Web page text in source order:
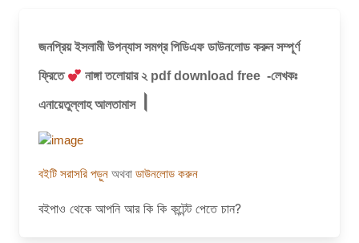
জনপ্রিয় ইসলামী উপন্যাস সমগ্র পিডিএফ ডাউনলোড করুন সম্পূর্ণ
ফ্রিতে নাঙ্গা তলোয়ার ২ pdf download free -লেখকঃ
এনায়েতুল্লাহ আলতামাস।
বইটি সরাসরি পড়ুন অথবা ডাউনলোড করুন
বইপাও থেকে আপনি আর কি কি কন্টেন্ট পেতে চান?